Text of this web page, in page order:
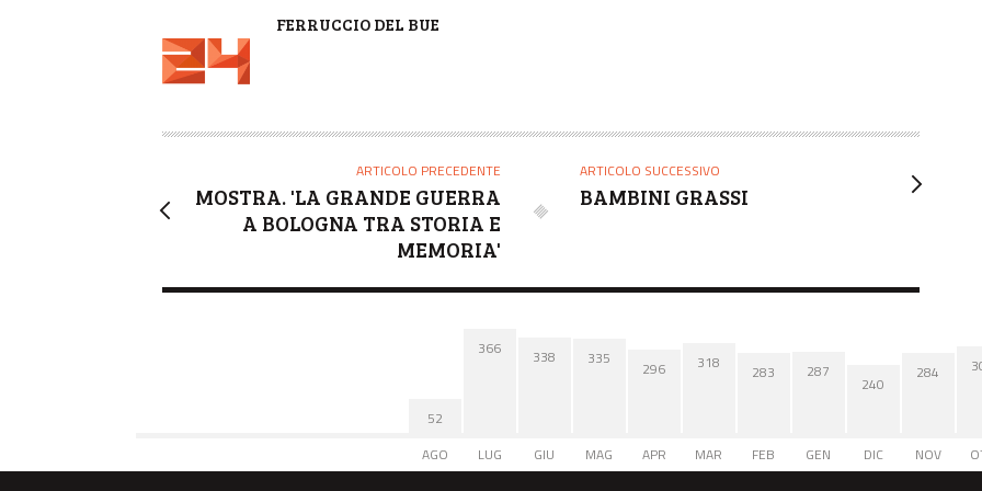
A
R
FERRUCCIO DEL BUE
ARTICOLO PRECEDENTE
MOSTRA. 'LA GRANDE GUERRA
A BOLOGNA TRA STORIA E
MEMORIA'
ARTICOLO SUCCESSIVO
BAMBINI GRASSI
52
AGO
366
LUG
338
GIU
335
MAG
296
APR
318
MAR
283
FEB
287
GEN
240
DIC
284
NOV